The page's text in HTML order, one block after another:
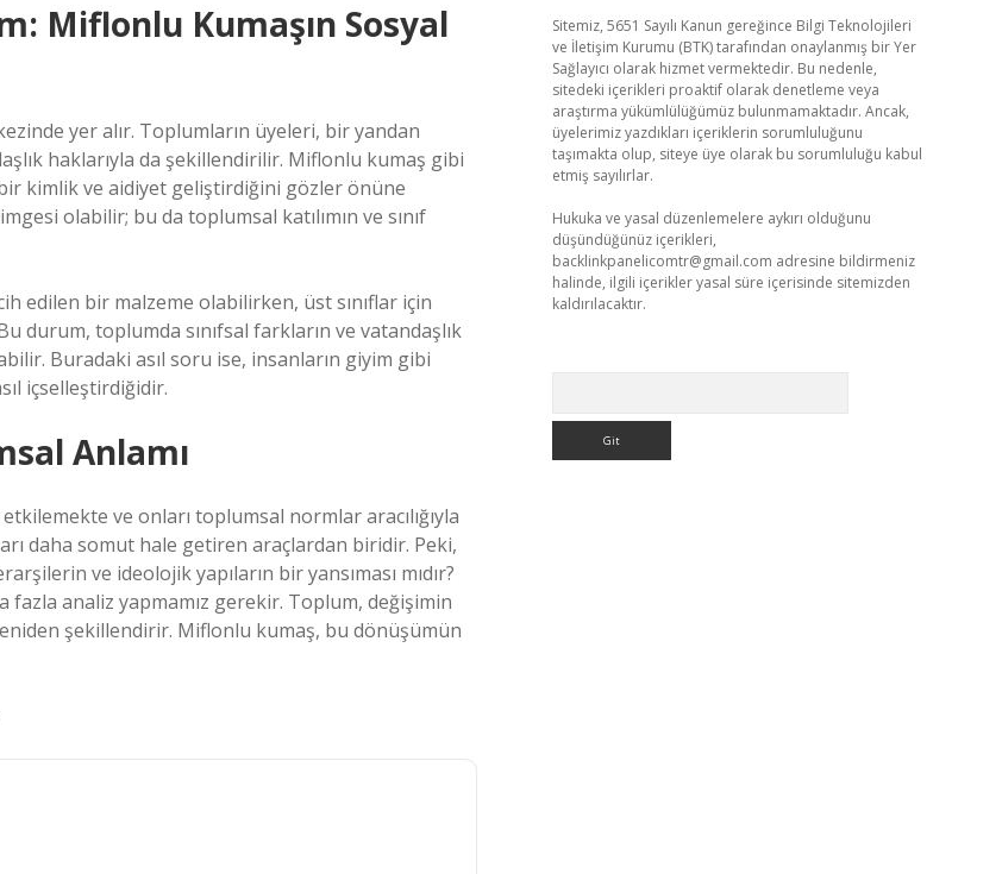
Miflonlu Kumaşın Sosyal
yer alır. Toplumların üyeleri, bir yandan
haklarıyla da şekillendirilir. Miflonlu kumaş gibi
kimlik ve aidiyet geliştirdiğini gözler önüne
olabilir; bu da toplumsal katılımın ve sınıf
edilen bir malzeme olabilirken, üst sınıflar için
durum, toplumda sınıfsal farkların ve vatandaşlık
Buradaki asıl soru ise, insanların giyim gibi
içselleştirdiğidir.
Anlamı
ve onları toplumsal normlar aracılığıyla
daha somut hale getiren araçlardan biridir. Peki,
ve ideolojik yapıların bir yansıması mıdır?
analiz yapmamız gerekir. Toplum, değişimin
şekillendirir. Miflonlu kumaş, bu dönüşümün
Sitemiz, 5651 Sayılı Kanun gereğince Bilgi Teknolojileri
ve İletişim Kurumu (BTK) tarafından onaylanmış bir Yer
Sağlayıcı olarak hizmet vermektedir. Bu nedenle,
sitedeki içerikleri proaktif olarak denetleme veya
araştırma yükümlülüğümüz bulunmamaktadır. Ancak,
üyelerimiz yazdıkları içeriklerin sorumluluğunu
taşımakta olup, siteye üye olarak bu sorumluluğu kabul
etmiş sayılırlar.
Hukuka ve yasal düzenlemelere aykırı olduğunu
düşündüğünüz içerikleri,
backlinkpanelicomtr@gmail.com adresine bildirmeniz
halinde, ilgili içerikler yasal süre içerisinde sitemizden
kaldırılacaktır.